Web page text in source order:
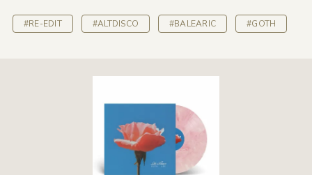
#RE-EDIT #ALTDISCO #BALEARIC #GOTH